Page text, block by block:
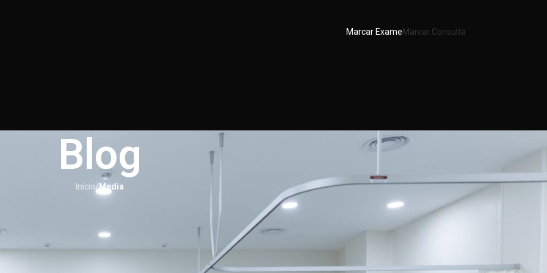
Marcar ExameMarcar Consulta
Blog
Início/Media
aliviar azia após refeições